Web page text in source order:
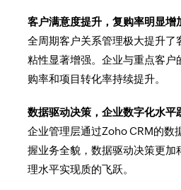
客户满意度提升，复购率明显增
全周期客户关系管理极大提升了
粘性显著增强。企业与重点客户
购率和项目转化率持续提升。
数据驱动决策，企业数字化水平
企业管理层通过Zoho CRM的数
握业务全貌，数据驱动决策更加
理水平实现质的飞跃。